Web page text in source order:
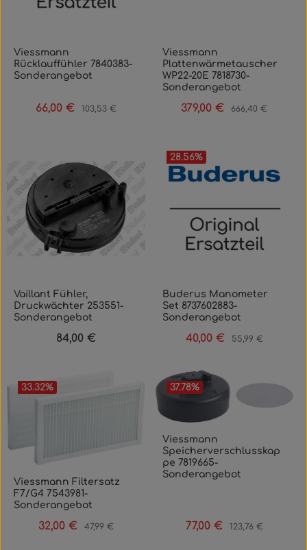
Viessmann
Rücklauffühler 7840383-
Sonderangebot
Verkaufspreis:
66,00 € Regulärer Preis:
103,53 €
Viessmann
Plattenwärmetauscher
WP22-20E 7818730-
Sonderangebot
Verkaufspreis:
379,00 € Regulärer Preis:
666,40 €
Vaillant Fühler,
Druckwächter 253551-
Sonderangebot
Regulärer Preis:
84,00 €
28.56%
Buderus Manometer
Set 8737602883-
Sonderangebot
Verkaufspreis:
40,00 € Regulärer Preis:
55,99 €
33.32%
Viessmann Filtersatz
F7/G4 7543981-
Sonderangebot
Verkaufspreis:
32,00 € Regulärer Preis:
47,99 €
37.78%
Viessmann
Speicherverschlusskap
pe 7819665-
Sonderangebot
Verkaufspreis:
77,00 € Regulärer Preis:
123,76 €